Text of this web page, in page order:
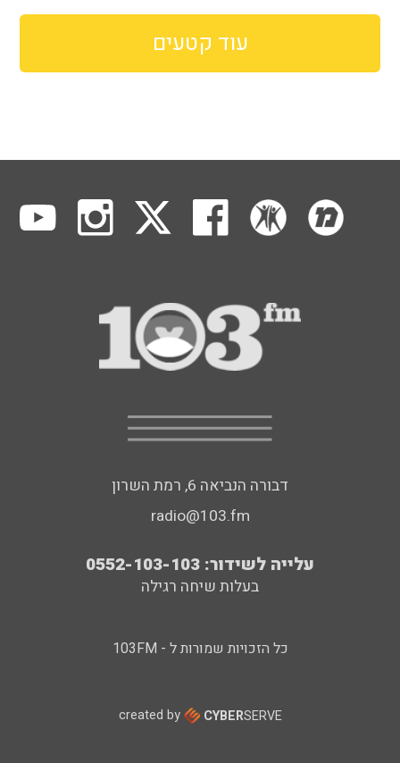
עוד קטעים
דבורה הנביאה 6, רמת השרון
radio@103.fm
עלייה לשידור: 0552-103-103
בעלות שיחה רגילה
כל הזכויות שמורות ל - 103FM
created by CYBERSERVE